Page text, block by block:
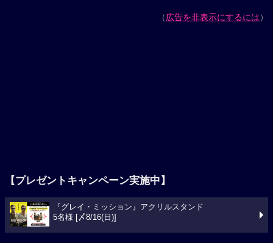
（広告を非表示にするには）
【プレゼントキャンペーン実施中】
『グレイ・ミッション』アクリルスタンド
5名様 [〆8/16(日)]